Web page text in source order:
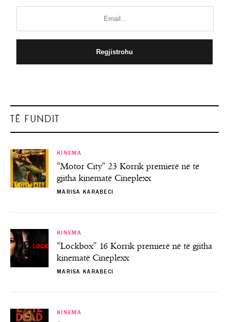
TË FUNDIT
KINEMA
“Motor City” 23 Korrik premierë në të
gjitha kinematë Cineplexx
MARISA KARABECI
KINEMA
“Lockbox” 16 Korrik premierë në të gjitha
kinematë Cineplexx
MARISA KARABECI
KINEMA